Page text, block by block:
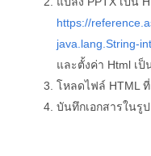
https://
java.lang.String-
และตั้งค่า Html เป็
โหลดไฟล์ HTML
บันทึกเอกสารในรู